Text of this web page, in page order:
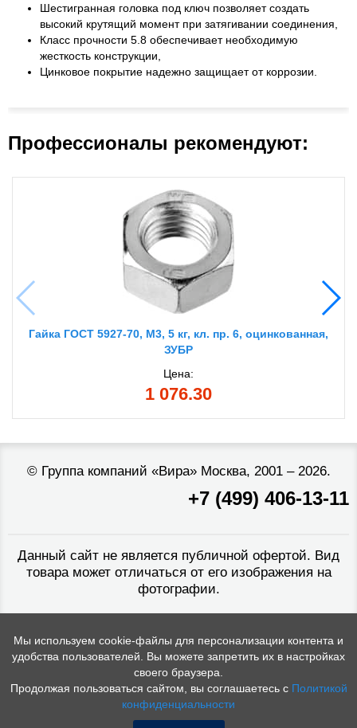
Шестигранная головка под ключ позволяет создать
высокий крутящий момент при затягивании соединения,
Класс прочности 5.8 обеспечивает необходимую
жесткость конструкции,
Цинковое покрытие надежно защищает от коррозии.
Профессионалы рекомендуют:
Гайка ГОСТ 5927-70, M3, 5 кг, кл. пр. 6, оцинкованная,
ЗУБР
Цена:
1 076.30
© Группа компаний «Вира»Москва, 2001 – 2026.
+7 (499) 406-13-11
Данный сайт не является публичной офертой. Вид
товара может отличаться от его изображения на
фотографии.
Мы используем cookie-файлы для персонализации контента и
удобства пользователей. Вы можете запретить их в настройках
своего браузера.
Продолжая пользоваться сайтом, вы соглашаетесь с Политикой
конфиденциальности